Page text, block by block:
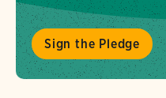
Sign the Pledge